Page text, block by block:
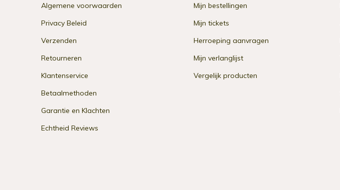
Algemene voorwaarden
Privacy Beleid
Verzenden
Retourneren
Klantenservice
Betaalmethoden
Garantie en Klachten
Echtheid Reviews
Mijn bestellingen
Mijn tickets
Herroeping aanvragen
Mijn verlanglijst
Vergelijk producten